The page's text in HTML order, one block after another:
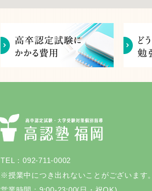
TEL：092-711-0002
※授業中につき出れないことがございます。